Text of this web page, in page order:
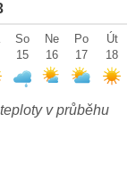
So
15
Ne
16
Po
17
Út
18
v průběhu